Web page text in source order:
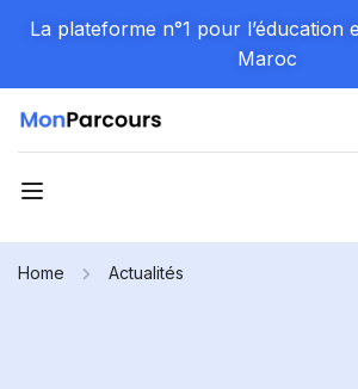
La plateforme n°1 pour l’éducation
Maroc
Home Actualités